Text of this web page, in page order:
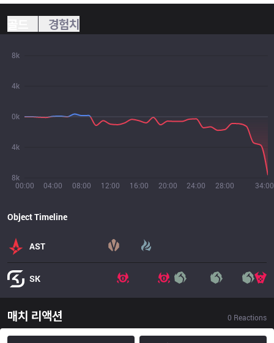
경험치
00:00 04:00 08:00 12:00 16:00 20:00 24:00 28:00 34:00
8k
4k
0k
4k
8k
Object Timeline
AST
SK
매치 리액션 0 Reactions